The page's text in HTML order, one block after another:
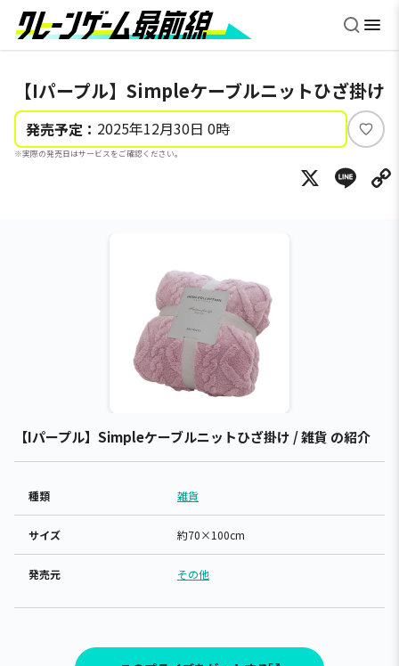
【Iパープル】Simpleケーブルニットひざ掛け
発売予定： 2025年12月30日 0時
※実際の発売日はサービスをご確認ください。
い
ね
X
【Iパープル】Simpleケーブルニットひざ掛け / 雑貨 の紹介
種類 雑貨
サイズ 約70×100cm
発売元 その他